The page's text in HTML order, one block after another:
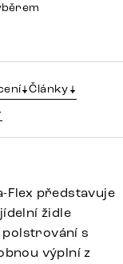
Články
Flex představuje
židle
s
výplní z